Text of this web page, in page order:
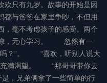
欢只有九岁。故事的开始是因
都与爸爸在家里争吵，不但用
，毫不考虑孩子的感受。两个
惊，无心学习。 忽然有一
吗？”。 “喜欢，听别人说大
充满渴望。 “那哥哥带你去
兄弟俩拿了一些简单的行